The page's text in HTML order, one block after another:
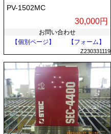
PV-1502MC
30,000円
お問い合わせ
【個別ページ】
【フォーム】
Z230331119